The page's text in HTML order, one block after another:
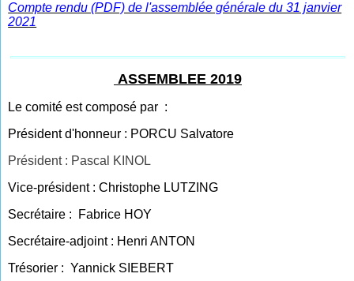
Compte rendu (PDF) de l'assemblée générale du 31 janvier
2021
ASSEMBLEE 2019
Le comité est composé par :
Président d'honneur : PORCU Salvatore
Président : Pascal KINOL
Vice-président : Christophe LUTZING
Secrétaire : Fabrice HOY
Secrétaire-adjoint : Henri ANTON
Trésorier : Yannick SIEBERT